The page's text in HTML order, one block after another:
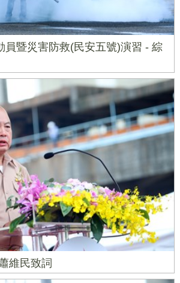
員暨災害防救(民安五號)演習 - 綜
維民致詞